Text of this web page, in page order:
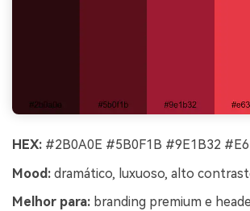
HEX: #2B0A0E #5B0F1B #9E1B32
Mood: dramático, luxuoso, alto
Melhor para: branding premium e